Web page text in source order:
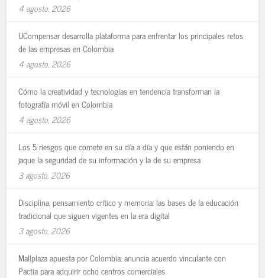
4 agosto, 2026
UCompensar desarrolla plataforma para enfrentar los principales retos
de las empresas en Colombia
4 agosto, 2026
Cómo la creatividad y tecnologías en tendencia transforman la
fotografía móvil en Colombia
4 agosto, 2026
Los 5 riesgos que comete en su día a día y que están poniendo en
jaque la seguridad de su información y la de su empresa
3 agosto, 2026
Disciplina, pensamiento crítico y memoria: las bases de la educación
tradicional que siguen vigentes en la era digital
3 agosto, 2026
Mallplaza apuesta por Colombia: anuncia acuerdo vinculante con
Pactia para adquirir ocho centros comerciales